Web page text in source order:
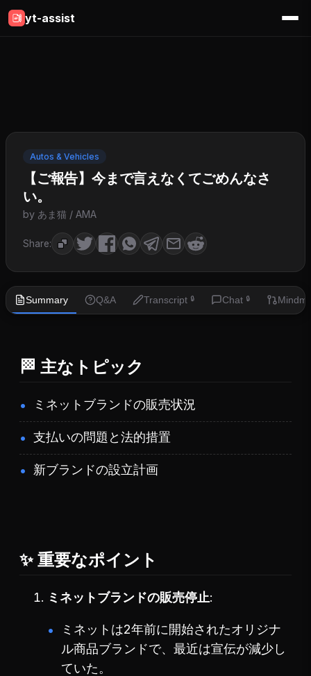
yt-assist
Autos & Vehicles
【ご報告】今まで言えなくてごめんなさ
い。
by あま猫 / AMA
Share:
Summary Q&A Transcript 🔒 Chat 🔒
🏁 主なトピック
ミネットブランドの販売状況
支払いの問題と法的措置
新ブランドの設立計画
✨ 重要なポイント
ミネットブランドの販売停止
ミネットは2年前に開始されたオリジナ
ル商品ブランドで、最近は宣伝が減少し
ていた。